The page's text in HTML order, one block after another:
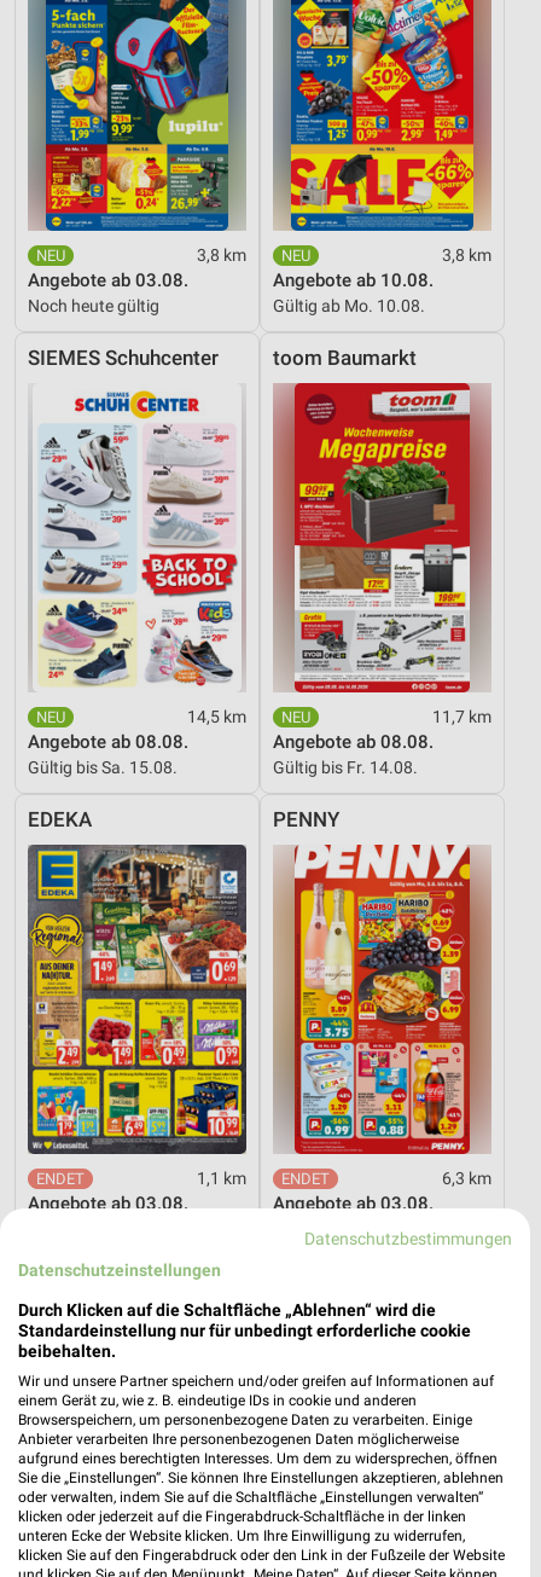
3,8 km
Angebote ab 03.08.
Noch heute gültig
3,8 km
Angebote ab 10.08.
Gültig ab Mo. 10.08.
SIEMES Schuhcenter
14,5 km
Angebote ab 08.08.
Gültig bis Sa. 15.08.
toom Baumarkt
11,7 km
Angebote ab 08.08.
Gültig bis Fr. 14.08.
EDEKA
1,1 km
Angebote ab 03.08.
PENNY
6,3 km
Angebote ab 03.08.
Noch heute gültig
XXXLutz
Datenschutzbestimmungen
Datenschutzeinstellungen
Durch Klicken auf die Schaltfläche „Ablehnen“ wird die
Standardeinstellung nur für unbedingt erforderliche cookie
beibehalten.
Wir und unsere Partner speichern und/oder greifen auf Informationen auf
einem Gerät zu, wie z. B. eindeutige IDs in cookie und anderen
Browserspeichern, um personenbezogene Daten zu verarbeiten. Einige
Anbieter verarbeiten Ihre personenbezogenen Daten möglicherweise
aufgrund eines berechtigten Interesses. Um dem zu widersprechen, öffnen
Sie die „Einstellungen“. Sie können Ihre Einstellungen akzeptieren, ablehnen
oder verwalten, indem Sie auf die Schaltfläche „Einstellungen verwalten“
klicken oder jederzeit auf die Fingerabdruck-Schaltfläche in der linken
unteren Ecke der Website klicken. Um Ihre Einwilligung zu widerrufen,
klicken Sie auf den Fingerabdruck oder den Link in der Fußzeile der Website